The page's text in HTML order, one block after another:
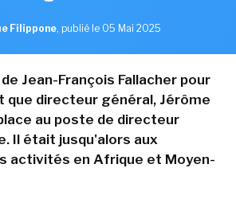
Filippone, publié le 05 Mai 2025
Jean-François Fallacher pour
que directeur général, Jérôme
au poste de directeur
Il était jusqu'alors aux
activités en Afrique et Moyen-